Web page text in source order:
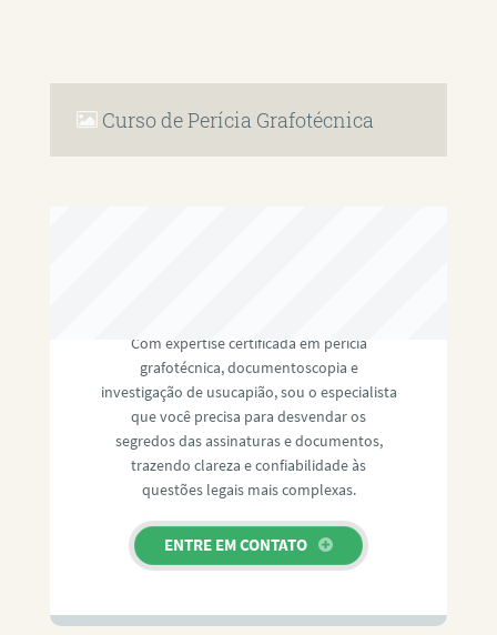
Curso de Perícia Grafotécnica
Com expertise certificada em perícia
grafotécnica, documentoscopia e
investigação de usucapião, sou o especialista
que você precisa para desvendar os
segredos das assinaturas e documentos,
trazendo clareza e confiabilidade às
questões legais mais complexas.
ENTRE EM CONTATO